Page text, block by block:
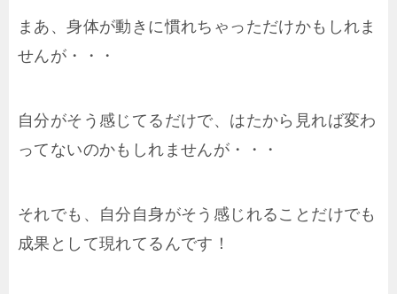
まあ、身体が動きに慣れちゃっただけかもしれま
せんが・・・
自分がそう感じてるだけで、はたから見れば変わ
ってないのかもしれませんが・・・
それでも、自分自身がそう感じれることだけでも
成果として現れてるんです！